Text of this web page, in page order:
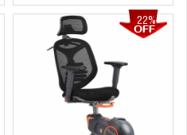
22%